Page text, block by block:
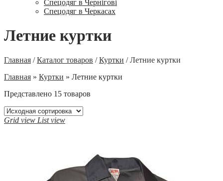
Спецодяг в Чернігові
Спецодяг в Черкасах
Летние куртки
Главная / Каталог товаров / Куртки / Летние куртки
Главная » Куртки » Летние куртки
Представлено 15 товаров
Grid view List view